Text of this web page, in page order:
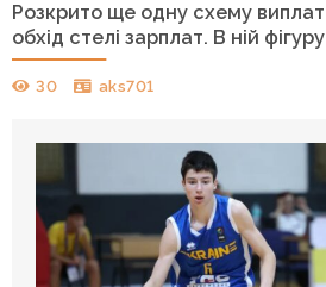
Розкрито ще одну схему
обхід стелі зарплат. В ній
30 aks701